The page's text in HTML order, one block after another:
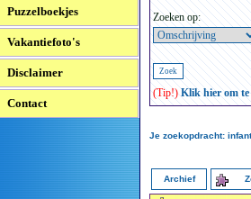
Puzzelboekjes
Vakantiefoto's
Disclaimer
Contact
Zoeken op:
(Tip!) Klik hier om te
Je zoekopdracht:
Archief